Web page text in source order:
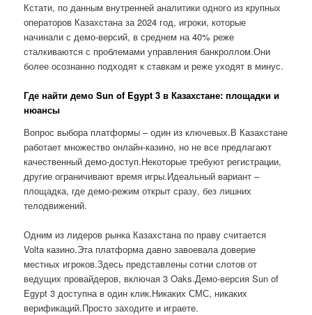
Кстати, по данным внутренней аналитики одного из крупных
операторов Казахстана за 2024 год, игроки, которые
начинали с демо-версий, в среднем на 40% реже
сталкиваются с проблемами управления банкроллом.Они
более осознанно подходят к ставкам и реже уходят в минус.
Где найти демо Sun of Egypt 3 в Казахстане: площадки и
нюансы
Вопрос выбора платформы – один из ключевых.В Казахстане
работает множество онлайн-казино, но не все предлагают
качественный демо-доступ.Некоторые требуют регистрации,
другие ограничивают время игры.Идеальный вариант –
площадка, где демо-режим открыт сразу, без лишних
телодвижений.
Одним из лидеров рынка Казахстана по праву считается
Volta казино.Эта платформа давно завоевала доверие
местных игроков.Здесь представлены сотни слотов от
ведущих провайдеров, включая 3 Oaks.Демо-версия Sun of
Egypt 3 доступна в один клик.Никаких СМС, никаких
верификаций.Просто заходите и играете.